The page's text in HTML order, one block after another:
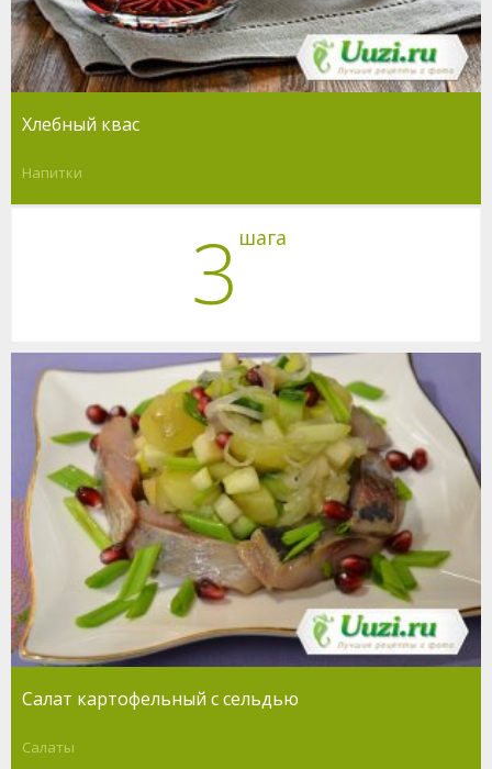
Хлебный квас
Напитки
3 шага
Салат картофельный с сельдью
Салаты